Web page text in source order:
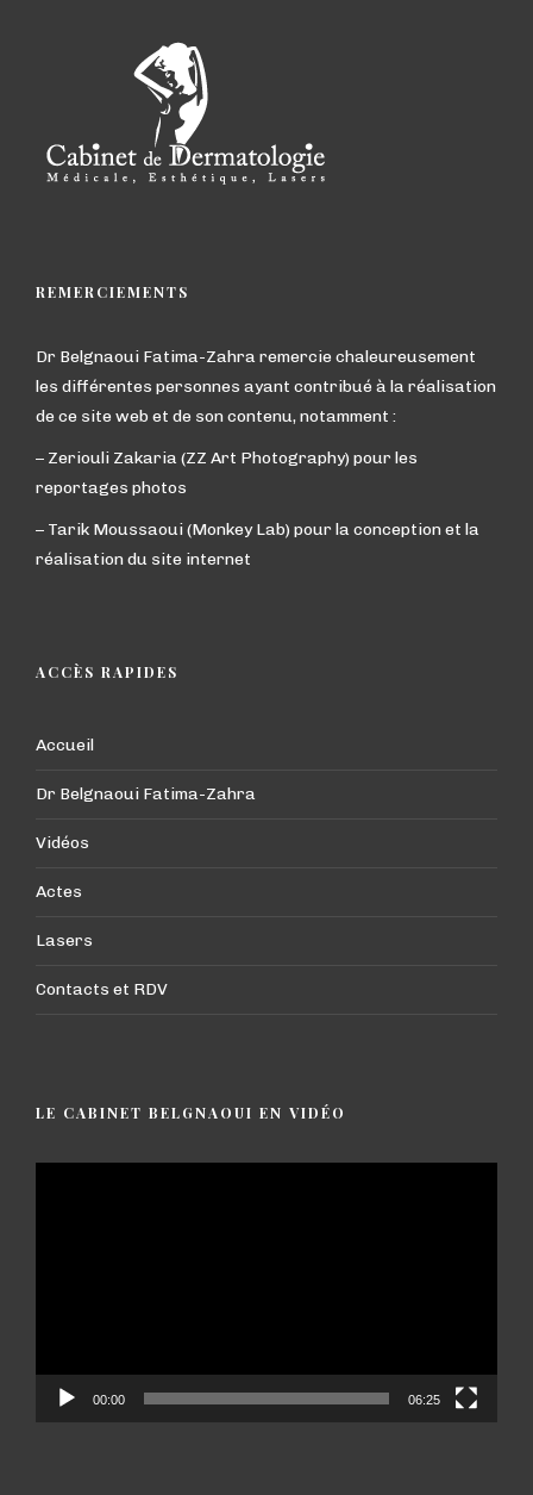
REMERCIEMENTS
Dr Belgnaoui Fatima-Zahra remercie chaleureusement
les différentes personnes ayant contribué à la réalisation
de ce site web et de son contenu, notamment :
– Zeriouli Zakaria (ZZ Art Photography) pour les
reportages photos
– Tarik Moussaoui (Monkey Lab) pour la conception et la
réalisation du site internet
ACCÈS RAPIDES
Accueil
Dr Belgnaoui Fatima-Zahra
Vidéos
Actes
Lasers
Contacts et RDV
LE CABINET BELGNAOUI EN VIDÉO
00:00 06:25